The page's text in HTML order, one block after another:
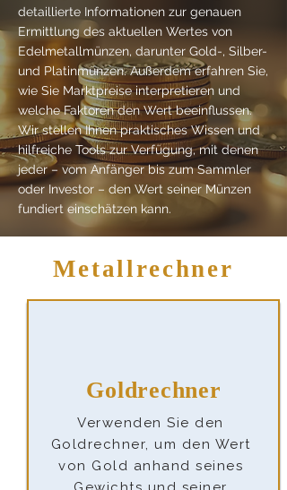
detaillierte Informationen zur genauen
Ermittlung des aktuellen Wertes von
Edelmetallmünzen, darunter Gold-, Silber-
und Platinmünzen. Außerdem erfahren Sie,
wie Sie Marktpreise interpretieren und
welche Faktoren den Wert beeinflussen.
Wir stellen Ihnen praktisches Wissen und
hilfreiche Tools zur Verfügung, mit denen
jeder – vom Anfänger bis zum Sammler
oder Investor – den Wert seiner Münzen
fundiert einschätzen kann.
Metallrechner
Goldrechner
Verwenden Sie den
Goldrechner, um den Wert
von Gold anhand seines